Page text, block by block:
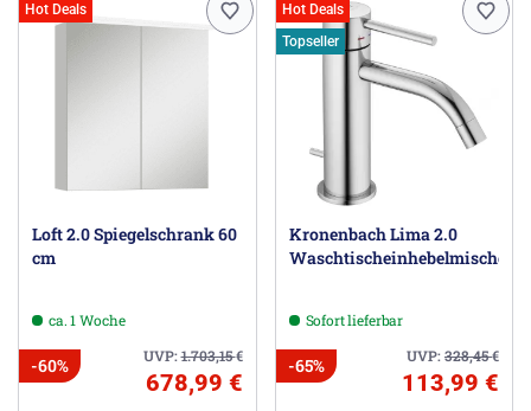
Hot Deals
Loft 2.0 Spiegelschrank 60
cm
ca. 1 Woche
UVP:1.703,15€
-60%
678,99 €
Hot Deals
Topseller
Kronenbach Lima 2.0
Waschtischeinhebelmischer
Sofort lieferbar
UVP:328,45€
-65%
113,99 €